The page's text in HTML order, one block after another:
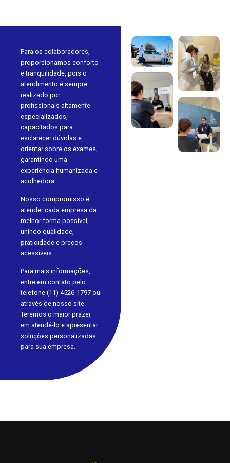
Para os colaboradores,
proporcionamos conforto
e tranquilidade, pois o
atendimento é sempre
realizado por
profissionais altamente
especializados,
capacitados para
esclarecer dúvidas e
orientar sobre os exames,
garantindo uma
experiência humanizada e
acolhedora.
Nosso compromisso é
atender cada empresa da
melhor forma possível,
unindo qualidade,
praticidade e preços
acessíveis.
Para mais informações,
entre em contato pelo
telefone (11) 4526-1797 ou
através de nosso site.
Teremos o maior prazer
em atendê-lo e apresentar
soluções personalizadas
para sua empresa.